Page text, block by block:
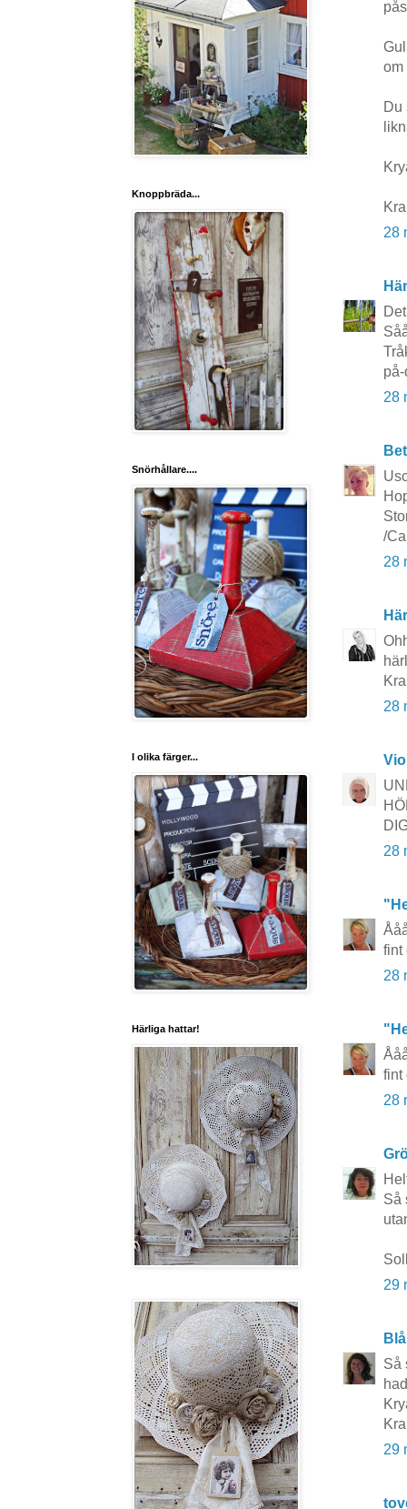
om
Du
28
28
/
28
28
28
fint
28
fint
28
Så
29
Så
29
Knoppbräda...
Snörhållare....
I olika färger...
Härliga hattar!